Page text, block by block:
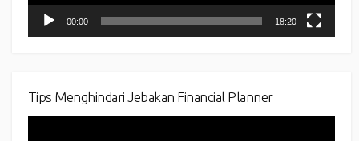
00:00 18:20
Tips Menghindari Jebakan Financial Planner